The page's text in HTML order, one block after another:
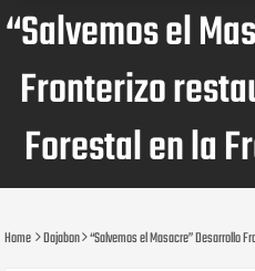
“Salvemos el
Fronterizo
Forestal en la
Home Dajabon “Salvemos el Masacre” Desarrollo